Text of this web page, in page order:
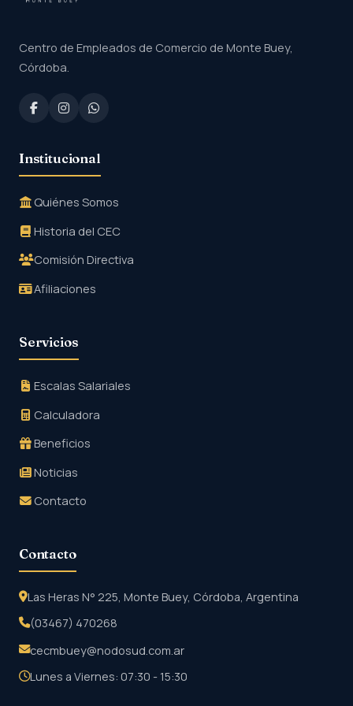
Centro de Empleados de Comercio de Monte Buey,
Córdoba.
Institucional
Quiénes Somos
Historia del CEC
Comisión Directiva
Afiliaciones
Servicios
Escalas Salariales
Calculadora
Beneficios
Noticias
Contacto
Contacto
Las Heras N° 225, Monte Buey, Córdoba, Argentina
(03467) 470268
cecmbuey@nodosud.com.ar
Lunes a Viernes: 07:30 - 15:30